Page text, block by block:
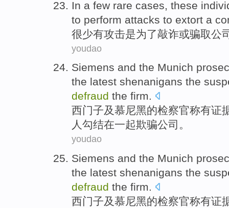
In a few rare cases, these
to perform attacks to extort a
很少有攻击是为了敲诈或骗取公
youdao
Siemens and the Munich
the latest shenanigans the
defraud the firm.
西门子及慕尼黑的检察官称有证
人 勾结在一起欺骗公司。
youdao
Siemens and the Munich
the latest shenanigans the
defraud the firm.
西门子及慕尼黑的检察官称有证